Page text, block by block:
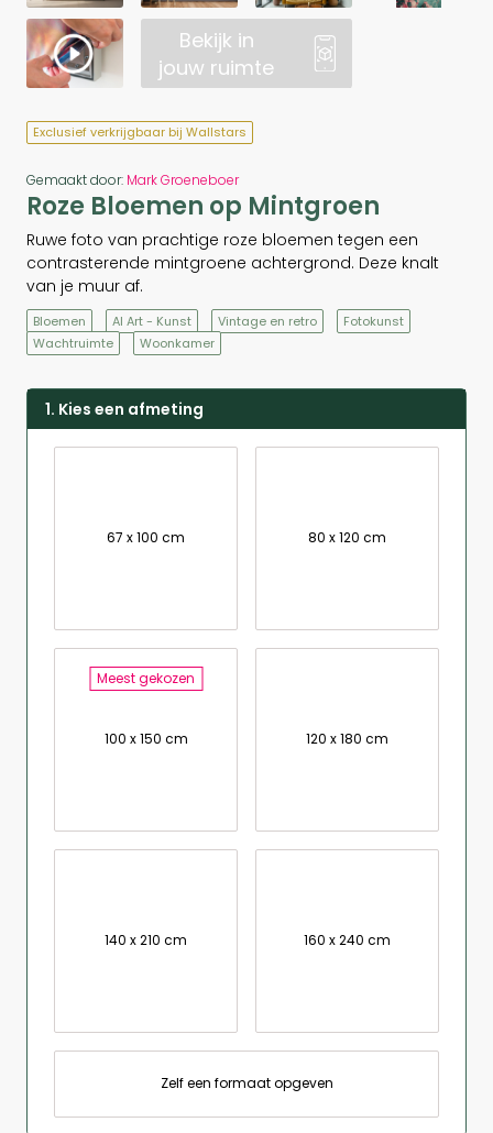
Bekijk in
jouw ruimte
Exclusief verkrijgbaar bij Wallstars
Gemaakt door: Mark Groeneboer
Roze Bloemen op Mintgroen
Ruwe foto van prachtige roze bloemen tegen een
contrasterende mintgroene achtergrond. Deze knalt
van je muur af.
Bloemen AI Art - Kunst Vintage en retro
Fotokunst
Wachtruimte
Woonkamer
1. Kies een afmeting
67 x 100 cm 80 x 120 cm
Meest gekozen
100 x 150 cm 120 x 180 cm
140 x 210 cm 160 x 240 cm
Zelf een formaat opgeven